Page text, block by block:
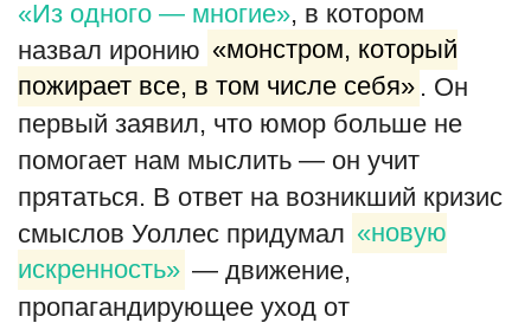
«Из одного — многие», в котором
назвал иронию «монстром, который
пожирает все, в том числе себя» . Он
первый заявил, что юмор больше не
помогает нам мыслить — он учит
прятаться. В ответ на возникший кризис
смыслов Уоллес придумал «новую
искренность» — движение,
пропагандирующее уход от